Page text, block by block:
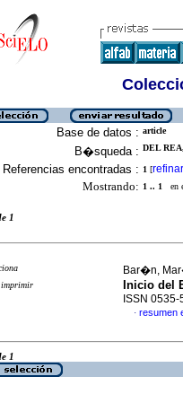
Base de datos : article
B�squeda : DEL
Referencias encontradas : 1 [refinar
Mostrando: 1 .. 1 en
1
Bar�n,
Inicio del
ISSN 0535-
· resumen
1